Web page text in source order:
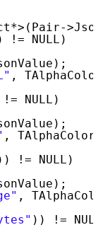
!= NULL)
,
NULL)
,
!= NULL)
,
)) != NULL)